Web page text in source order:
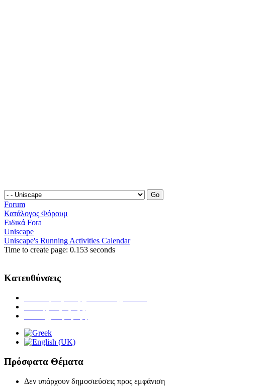
Forum
Κατάλογος Φόρουμ
Ειδικά Fora
Uniscape
Uniscape's Running Activities Calendar
Time to create page: 0.153 seconds
Κατευθύνσεις
Πρόσφατα Θέματα
Δεν υπάρχουν δημοσιεύσεις προς εμφάνιση